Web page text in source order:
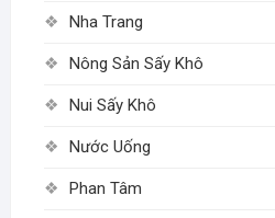
Nha Trang
Nông Sản Sấy Khô
Nui Sấy Khô
Nước Uống
Phan Tâm